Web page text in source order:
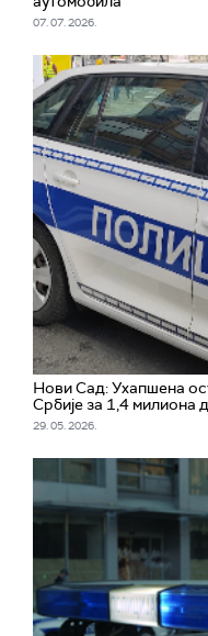
07. 07. 2026.
Нови Сад: Ухапшена
Србије за 1,4 милиона
29. 05. 2026.